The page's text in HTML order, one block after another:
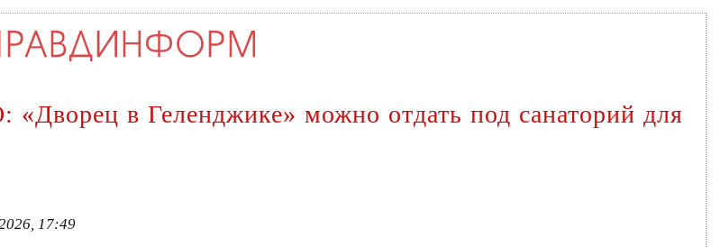
в Геленджике» можно отдать под санаторий для
17:49